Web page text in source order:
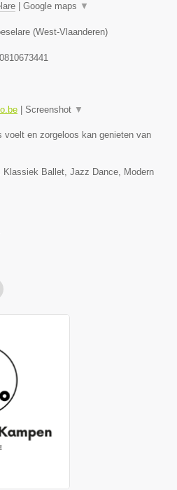
Google maps ▼
(West-Vlaanderen)
Screenshot ▼
voelt en zorgeloos kan genieten van
Klassiek Ballet, Jazz Dance, Modern